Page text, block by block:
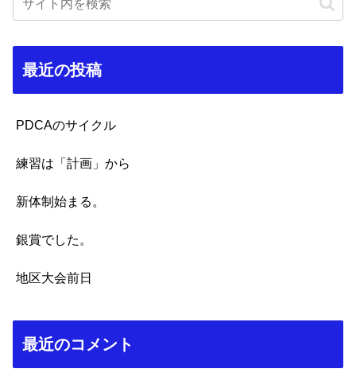
最近の投稿
PDCAのサイクル
練習は「計画」から
新体制始まる。
銀賞でした。
地区大会前日
最近のコメント